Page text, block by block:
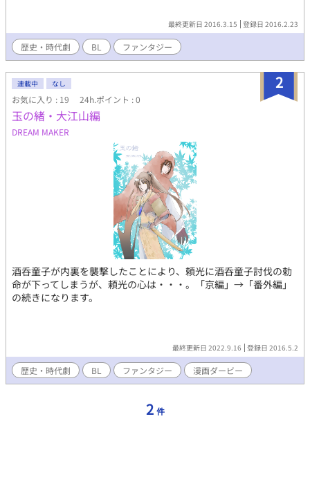
最終更新日 2016.3.15 登録日 2016.2.23
歴史・時代劇 BL ファンタジー
2
連載中 なし
お気に入り : 19 24h.ポイント : 0
玉の緒・大江山編
DREAM MAKER
酒呑童子が内裏を襲撃したことにより、頼光に酒呑童子討伐の勅
命が下ってしまうが、頼光の心は・・・。「京編」→「番外編」
の続きになります。
最終更新日 2022.9.16 登録日 2016.5.2
歴史・時代劇 BL ファンタジー 漫画ダービー
2 件